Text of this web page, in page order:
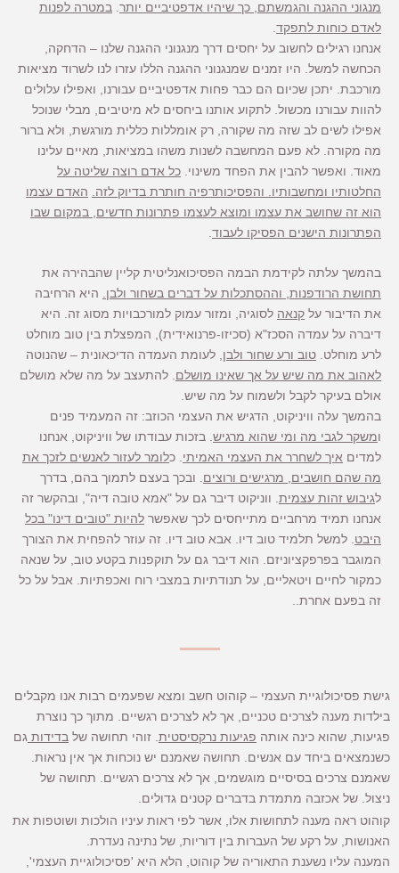
מנגוני ההגנה והגמשתם, כך שיהיו אדפטיביים יותר. במטרה לפנות
לאדם כוחות לתפקד.
אנחנו רגילים לחשוב על יחסים דרך מנגנוני ההגנה שלנו – הדחקה,
הכחשה למשל. היו זמנים שמנגנוני ההגנה הללו עזרו לנו לשרוד מציאות
מורכבת. יתכן שכיום הם כבר פחות אדפטיביים עבורנו, ואפילו עלולים
להוות עבורנו מכשול. לתקוע אותנו ביחסים לא מיטיבים, מבלי שנוכל
אפילו לשים לב שזה מה שקורה, רק אומללות כללית מורגשת, ולא ברור
מה מקורה. לא פעם המחשבה לשנות משהו במציאות, מאיים עלינו
מאוד. ואפשר להבין את הפחד משינוי. כל אדם רוצה שליטה על
החלטותיו ומחשבותיו. והפסיכותרפיה חותרת בדיוק לזה. האדם עצמו
הוא זה שחושב את עצמו ומוצא לעצמו פתרונות חדשים, במקום שבו
הפתרונות הישנים הפסיקו לעבוד.
בהמשך עלתה לקידמת הבמה הפסיכואנליטית קליין שהבהירה את
תחושת הרודפנות, וההסתכלות על דברים בשחור ולבן.
היא הרחיבה
את הדיבור על קנאה לסוגיה, ומזור עמוק למורכבויות מסוג זה. היא
דיברה על עמדה הסכז"א (סכיזו-פרנואידית), המפצלת בין טוב מוחלט
לרע מוחלט. טוב ורע שחור ולבן , לעומת העמדה הדיכאונית – שהנוטה
לאהוב את מה שיש על אך שאינו מושלם . להתעצב על מה שלא מושלם
אולם בעיקר לקבל ולשמוח על מה שיש.
בהמשך עלה וויניקוט, הדגיש את העצמי הכוזב: זה המעמיד פנים
ומשקר לגבי מה ומי שהוא מרגיש . בזכות עבודתו של וויניקוט, אנחנו
למדים איך לשחרר את העצמי האמיתי . כלומר לעזור לאנשים לזכך את
מה שהם חושבים, מרגישים ורוצים . ובכך בעצם לתמוך בהם, בדרך
לגיבוש זהות עצמית . ווניקוט דיבר גם על "אמא טובה דיה", ובהקשר זה
אנחנו תמיד מרחביים מתייחסים לכך שאפשר להיות "טובים דינו" בכל
היבט . למשל תלמיד טוב דיו. אבא טוב דיו. זה עוזר להפחית את הצורך
המוגבר בפרפקציוניזם. הוא דיבר גם על תוקפנות בקטע טוב, על שנאה
כמקור לחיים ויטאליים, על תנודתיות במצבי רוח ואכפתיות. אבל על כל
זה בפעם אחרת..
גישת פסיכולוגיית העצמי – קוהוט חשב ומצא שפעמים רבות אנו מקבלים
בילדות מענה לצרכים טכניים, אך לא לצרכים רגשיים. מתוך כך נוצרת
פגיעות, שהוא כינה אותה פגיעות נרקסיסטית. זוהי תחושה של בדידות גם
כשנמצאים ביחד עם אנשים. תחושה שאמנם יש נוכחות אך אין נראות.
שאמנם צרכים בסיסיים מוגשמים, אך לא צרכים רגשיים. תחושה של
ניצול. של אכזבה מתמדת בדברים קטנים גדולים.
קוהוט ראה מענה לתחושות אלו, אשר לפי ראות עיניו הולכות ושוטפות את
האנושות, על רקע של העברות בין דוריות, של נתינה נעדרת.
המענה עליו נשענת התאוריה של קוהוט, הלא היא 'פסיכולוגיית העצמי',